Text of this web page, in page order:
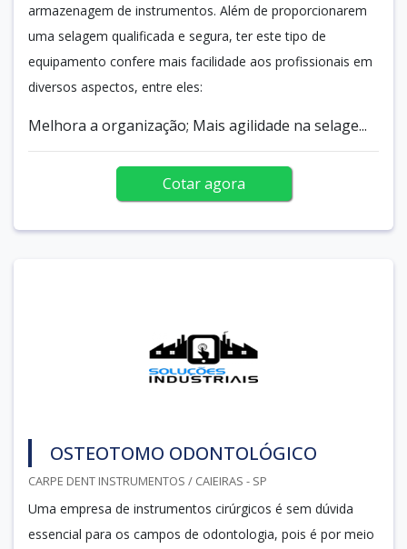
armazenagem de instrumentos. Além de proporcionarem
uma selagem qualificada e segura, ter este tipo de
equipamento confere mais facilidade aos profissionais em
diversos aspectos, entre eles:
Melhora a organização; Mais agilidade na selage...
Cotar agora
OSTEOTOMO ODONTOLÓGICO
CARPE DENT INSTRUMENTOS / CAIEIRAS - SP
Uma empresa de instrumentos cirúrgicos é sem dúvida
essencial para os campos de odontologia, pois é por meio